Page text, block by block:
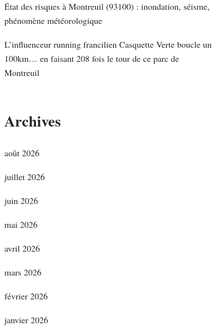
État des risques à Montreuil (93100) : inondation, séisme,
phénomène météorologique
L’influenceur running francilien Casquette Verte boucle un
100km… en faisant 208 fois le tour de ce parc de
Montreuil
Archives
août 2026
juillet 2026
juin 2026
mai 2026
avril 2026
mars 2026
février 2026
janvier 2026